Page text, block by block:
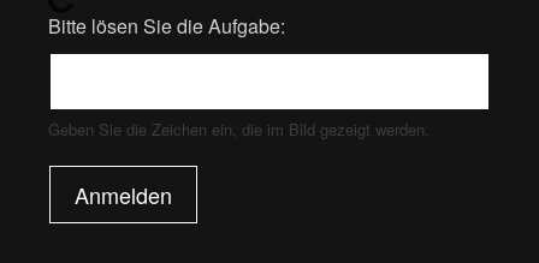
Bitte lösen Sie die Aufgabe:
Geben Sie die Zeichen ein, die im Bild gezeigt werden.
Anmelden